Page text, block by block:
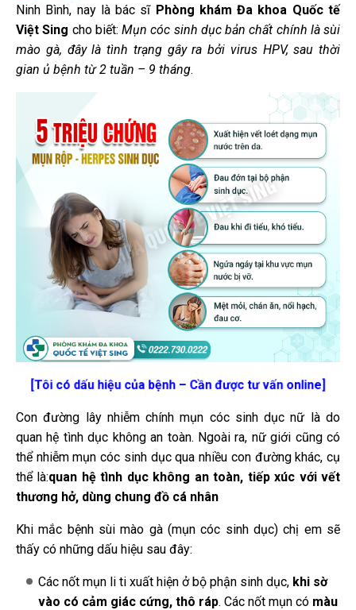
Ninh Bình, nay là bác sĩ Phòng khám Đa khoa Quốc tế
Việt Sing cho biết: Mụn cóc sinh dục bản chất chính là sùi
mào gà, đây là tình trạng gây ra bởi virus HPV, sau thời
gian ủ bệnh từ 2 tuần – 9 tháng.
[Tôi có dấu hiệu của bệnh – Cần được tư vấn online]
Con đường lây nhiễm chính mụn cóc sinh dục nữ là do
quan hệ tình dục không an toàn. Ngoài ra, nữ giới cũng có
thể nhiễm mụn cóc sinh dục qua nhiều con đường khác, cụ
thể là:quan hệ tình dục không an toàn, tiếp xúc với vết
thương hở, dùng chung đồ cá nhân
Khi mắc bệnh sùi mào gà (mụn cóc sinh dục) chị em sẽ
thấy có những dấu hiệu sau đây:
Các nốt mụn li ti xuất hiện ở bộ phận sinh dục, khi sờ
vào có cảm giác cứng, thô ráp. Các nốt mụn có màu